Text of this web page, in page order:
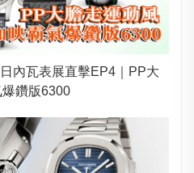
內瓦表展直擊EP4｜PP大
鑽版6300